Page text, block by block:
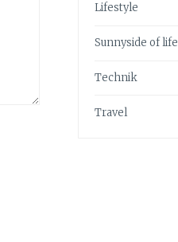
Lifestyle
Sunnyside of life
Technik
Travel